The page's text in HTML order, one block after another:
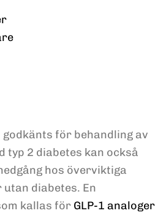
godkänts för behandling av
typ 2 diabetes kan också
hos överviktiga
diabetes. En
kallas för GLP-1 analoger